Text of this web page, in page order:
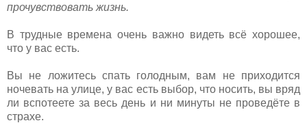
прочувствовать жизнь.
В трудные времена очень важно видеть всё хорошее,
что у вас есть.
Вы не ложитесь спать голодным, вам не приходится
ночевать на улице, у вас есть выбор, что носить, вы вряд
ли вспотеете за весь день и ни минуты не проведёте в
страхе.